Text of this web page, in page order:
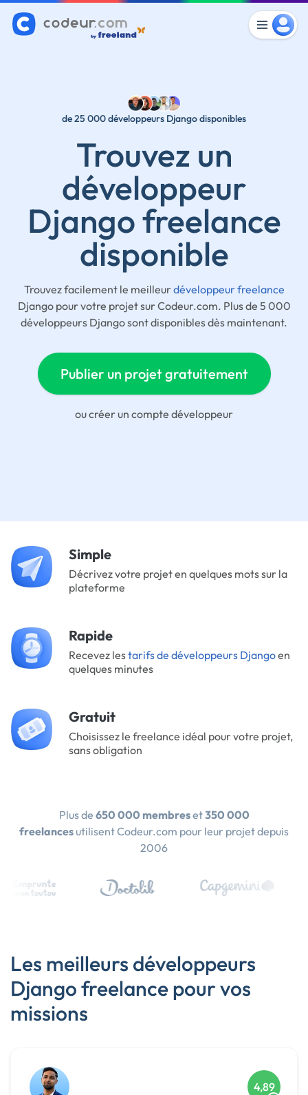
de 25 000 développeurs Django disponibles
Trouvez un
développeur
Django freelance
disponible
Trouvez facilement le meilleurdéveloppeur freelance
Django pour votre projet sur Codeur.com. Plus de 5 000
développeurs Django sont disponibles dès maintenant.
Publier un projet gratuitement
oucréer un compte développeur
Simple
Décrivez votre projet en quelques mots sur la
plateforme
Rapide
Recevez lestarifs de développeurs Djangoen
quelques minutes
Gratuit
Choisissez le freelance idéal pour votre projet,
sans obligation
Plus de 650 000 membreset350 000
freelances utilisent Codeur.com pour leur projet depuis
2006
Les meilleurs développeurs
Django freelance pour vos
missions
4,89